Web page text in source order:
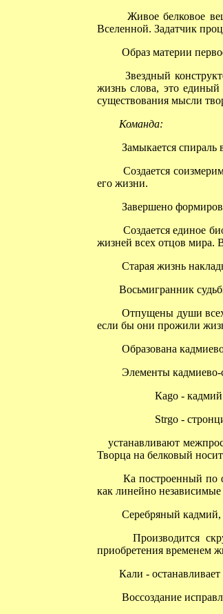
Живое белковое
Вселенной. Задатчик
Образ материи
Звездный
жизнь слова, это единый
существования мысли
Команда:
Замыкается спираль
Создается
его жизни.
Завершено
Создается единое
жизней всех отцов мира.
Старая жизнь
Восьмигранник
Отпущены души всех
если бы они прожили
Образована
Элементы кадмиево-
Каgo -
Strgo -
устанавливают
Творца на белковый
Ка построенный по
как линейно
Серебряный кадмий,
Производится
приобретения временем
Кали - останавливает
Воссоздание